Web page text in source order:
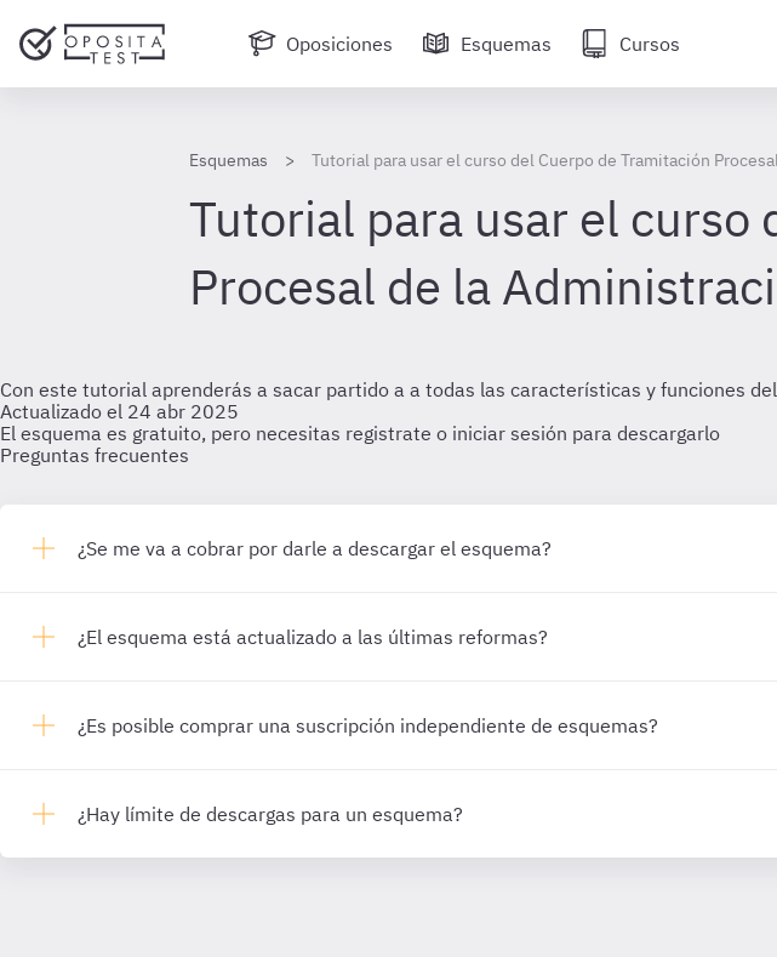
Oposiciones Esquemas Cursos
Esquemas Tutorial para usar el curso del Cuerpo de Tramitación
Tutorial para usar el curso
Procesal de la
Con este tutorial aprenderás a sacar partido a a todas las características y funciones
Actualizado el 24 abr 2025
El esquema es gratuito, pero necesitas registrate o iniciar sesión para descargarlo
Preguntas frecuentes
¿Se me va a cobrar por darle a descargar el esquema?
¿El esquema está actualizado a las últimas reformas?
¿Es posible comprar una suscripción independiente de esquemas?
¿Hay límite de descargas para un esquema?